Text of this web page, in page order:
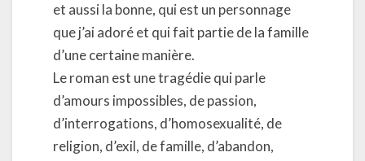
et aussi la bonne, qui est un personnage
que j’ai adoré et qui fait partie de la famille
d’une certaine manière.
Le roman est une tragédie qui parle
d’amours impossibles, de passion,
d’interrogations, d’homosexualité, de
religion, d’exil, de famille, d’abandon,